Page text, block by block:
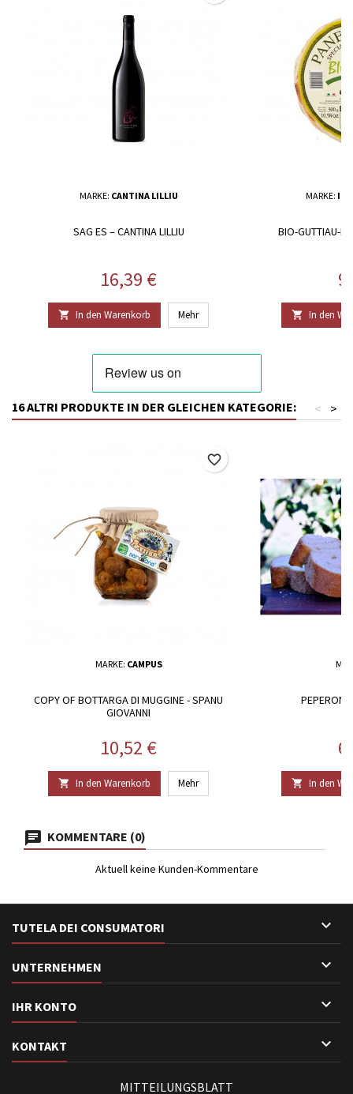
MARKE: CANTINA LILLIU
SAG ES – CANTINA LILLIU
Preis
16,39 €
 In den Warenkorb Mehr
MARKE: IL
BIO-GUTTIAU-
 In den
16 ALTRI PRODUKTE IN DER GLEICHEN KATEGORIE: >
<
MARKE: CAMPUS
COPY OF BOTTARGA DI MUGGINE - SPANU
GIOVANNI
Preis
10,52 €
 In den Warenkorb Mehr
favorite_border
PEPERONI
 In den
KOMMENTARE (0)
Aktuell keine Kunden-Kommentare
TUTELA DEI CONSUMATORI 
UNTERNEHMEN 
IHR KONTO 
KONTAKT 
MITTEILUNGSBLATT